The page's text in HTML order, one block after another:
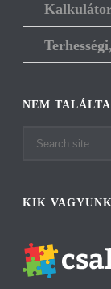
NEM
KIK